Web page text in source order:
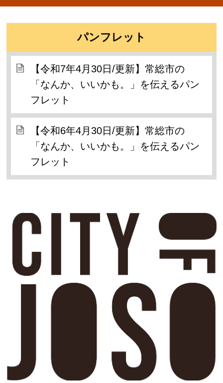
パンフレット
【令和7年4月30日/更新】常総市の
「なんか、いいかも。」を伝えるパン
フレット
【令和6年4月30日/更新】常総市の
「なんか、いいかも。」を伝えるパン
フレット